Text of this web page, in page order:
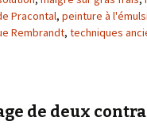
Pracontal, peinture à
Rembrandt, techniques
de deux